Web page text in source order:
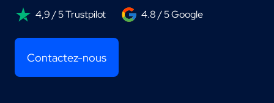
4,9 / 5 Trustpilot 4.8 / 5 Google
Contactez-nous